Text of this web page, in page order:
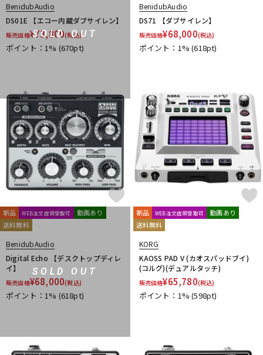
SOLD OUT
BenidubAudio
DS01E 【エコー内蔵ダブサイレン】
販売価格¥73,800(税込)
ポイント：1% (670pt)
BenidubAudio
DS71 【ダブサイレン】
販売価格¥68,000(税込)
ポイント：1%(618pt)
SOLD OUT
新品 WEB注文店頭受取可
動画あり
送料無料
BenidubAudio
Digital Echo 【デスクトップディレ
イ】
販売価格¥68,000(税込)
ポイント：1% (618pt)
新品 WEB注文店頭受取可
動画あり
送料無料
KORG
KAOSS PAD V (カオスパッドブイ)
(コルグ)(デュアルタッチ)
販売価格¥65,780(税込)
ポイント：1%(598pt)